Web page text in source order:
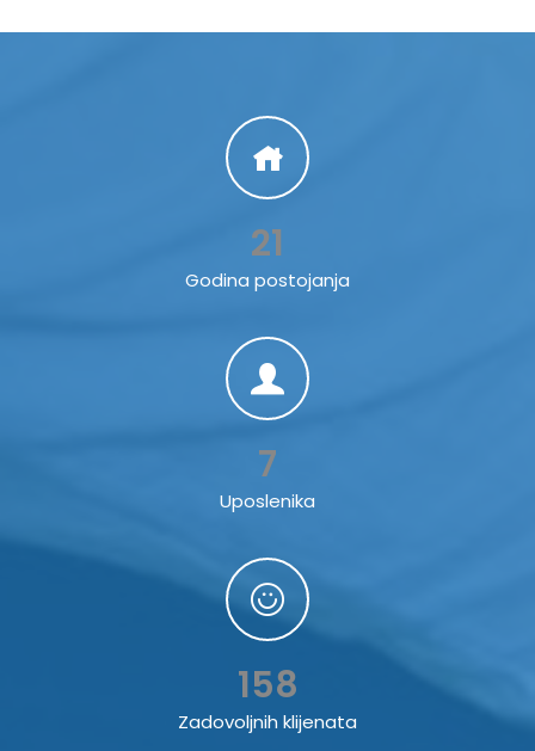
21
Godina postojanja
7
Uposlenika
158
Zadovoljnih klijenata